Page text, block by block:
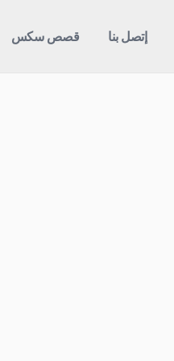
قصص سكس إتصل بنا